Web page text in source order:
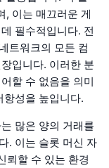
, 이는 매끄러운 게
필수적입니다. 전
트워크의 모든 컴
입니다. 이러한 분
할 수 없음을 의미
성을 높입니다.
많은 양의 거래를
. 이는 슬롯 머신 자
뢰할 수 있는 환경